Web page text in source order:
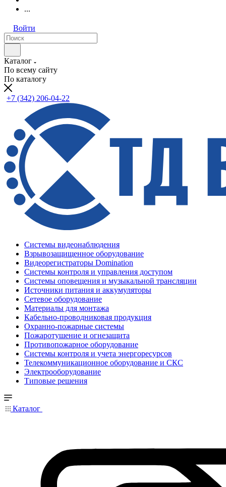
...
Войти
Каталог
По всему сайту
По каталогу
+7 (342) 206-04-22
Системы видеонаблюдения
Взрывозащищенное оборудование
Видеорегистраторы Domination
Системы контроля и управления доступом
Системы оповещения и музыкальной трансляции
Источники питания и аккумуляторы
Сетевое оборудование
Материалы для монтажа
Кабельно-проводниковая продукция
Охранно-пожарные системы
Пожаротушение и огнезащита
Противопожарное оборудование
Системы контроля и учета энергоресурсов
Телекоммуникационное оборудование и СКС
Электрооборудование
Типовые решения
Каталог